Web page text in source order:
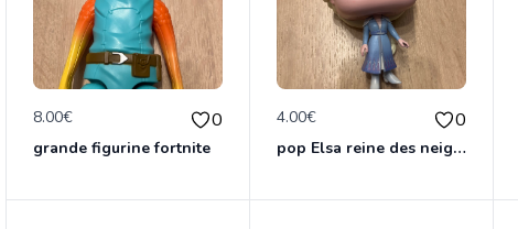
8.00€ 0
grande figurine fortnite
4.00€ 0
pop Elsa reine des neiges